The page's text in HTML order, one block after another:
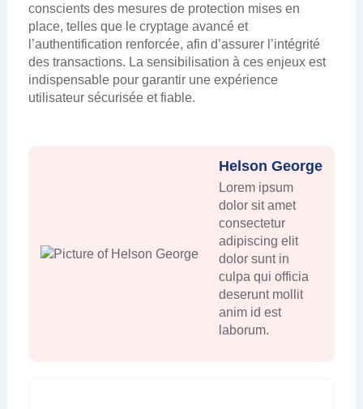
conscients des mesures de protection mises en
place, telles que le cryptage avancé et
l’authentification renforcée, afin d’assurer l’intégrité
des transactions. La sensibilisation à ces enjeux est
indispensable pour garantir une expérience
utilisateur sécurisée et fiable.
Helson George
Lorem ipsum
dolor sit amet
consectetur
adipiscing elit
dolor sunt in
culpa qui officia
deserunt mollit
anim id est
laborum.